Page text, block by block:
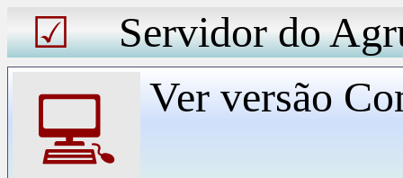
☑ Servidor do
💻 Ver versão